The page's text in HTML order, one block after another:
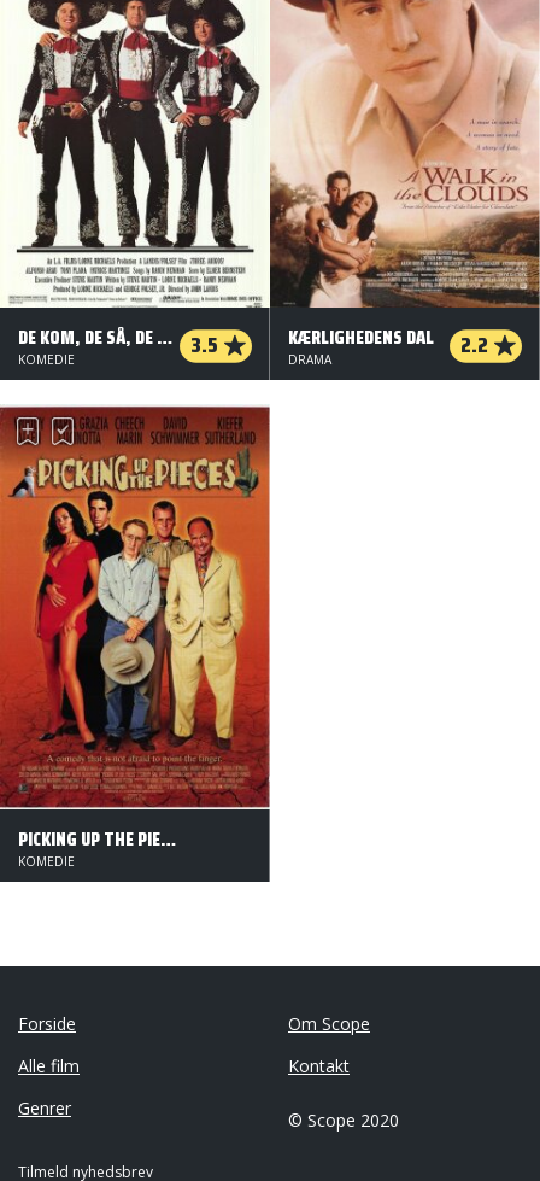
DE KOM, DE SÅ, DE LØB! 3.5
KOMEDIE
KÆRLIGHEDENS DAL 2.2
DRAMA
PICKING UP THE PIECES
KOMEDIE
Forside
Alle film
Genrer
Om Scope
Kontakt
© Scope 2020
Tilmeld nyhedsbrev